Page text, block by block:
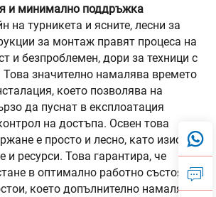
и минимално поддръжка
на турникета и ясните, лесни за
за монтаж правят процеса на
и безпроблемен, дори за техници с
Това значително намалява времето
което позволява на
да пуснат в експлоатация
на достъпа. Освен това
е просто и лесно, като изисква
ресурси. Това гарантира, че
в оптимално работно състояние
което допълнително намалява